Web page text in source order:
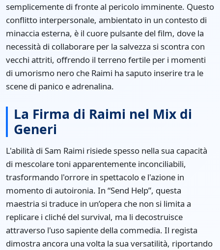
semplicemente di fronte al pericolo imminente. Questo
conflitto interpersonale, ambientato in un contesto di
minaccia esterna, è il cuore pulsante del film, dove la
necessità di collaborare per la salvezza si scontra con
vecchi attriti, offrendo il terreno fertile per i momenti
di umorismo nero che Raimi ha saputo inserire tra le
scene di panico e adrenalina.
La Firma di Raimi nel Mix di
Generi
L'abilità di Sam Raimi risiede spesso nella sua capacità
di mescolare toni apparentemente inconciliabili,
trasformando l'orrore in spettacolo e l'azione in
momento di autoironia. In “Send Help”, questa
maestria si traduce in un’opera che non si limita a
replicare i cliché del survival, ma li decostruisce
attraverso l'uso sapiente della commedia. Il regista
dimostra ancora una volta la sua versatilità, riportando